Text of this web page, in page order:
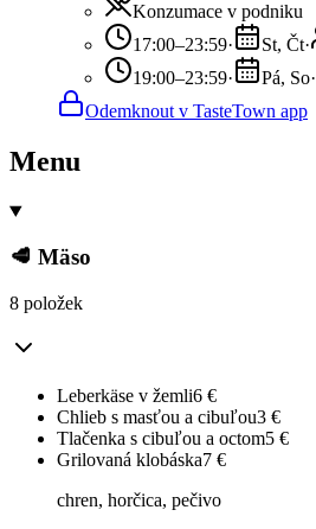
Konzumace v podniku
17:00–23:59· St, Čt·
19:00–23:59· Pá, So·
Odemknout v TasteTown app
Menu
🥩 Mäso
8 položek
Leberkäse v žemli6 €
Chlieb s masťou a cibuľou3 €
Tlačenka s cibuľou a octom5 €
Grilovaná klobáska7 €
chren, horčica, pečivo